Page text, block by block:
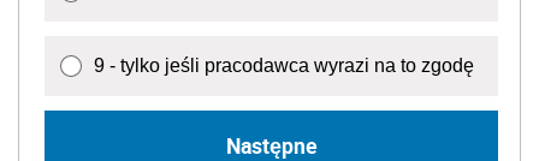
9 - tylko jeśli pracodawca wyrazi na to zgodę
Następne